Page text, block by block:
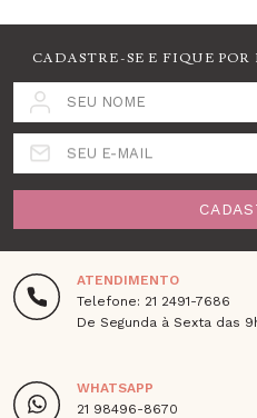
CADASTRE-SE E FIQUE
SEU NOME
SEU E-MAIL
ATENDIMENTO
Telefone: 21 2491-7686
De Segunda à Sexta das
WHATSAPP
21 98496-8670